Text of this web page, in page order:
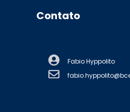
Contato
Fabio Hyppolito